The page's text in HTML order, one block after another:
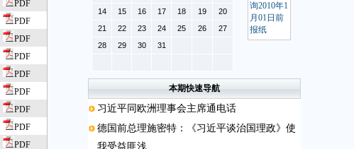
PDF
PDF
PDF
PDF
PDF
PDF
PDF
PDF
PDF
14
15 16 17 18 19
20
21
22 23 24 25 26
27
28
29 30 31
询2010年1
月01日前
报纸
本期快速导航
习近平同欧洲理事会主席通电话
德国前总理施密特：《习近平谈治国理政》使
我受益匪浅